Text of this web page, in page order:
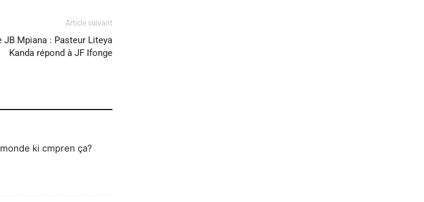
Article suivant
Mpiana : Pasteur Liteya
Kanda répond à JF Ifonge
ki cmpren ça?